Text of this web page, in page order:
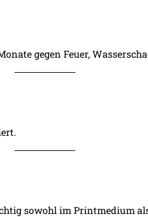
gegen Feuer,
sowohl im Printmedium